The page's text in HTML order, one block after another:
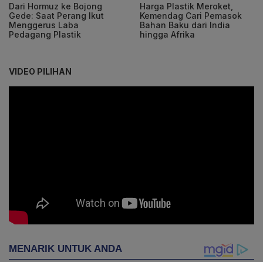
Dari Hormuz ke Bojong
Gede: Saat Perang Ikut
Menggerus Laba
Pedagang Plastik
Harga Plastik Meroket,
Kemendag Cari Pemasok
Bahan Baku dari India
hingga Afrika
VIDEO PILIHAN